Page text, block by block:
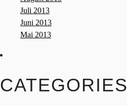
Juli 2013
Juni 2013
Mai 2013
CATEGORIES